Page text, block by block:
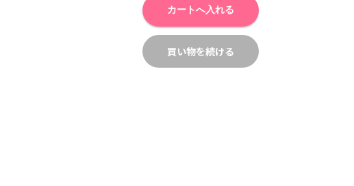
カートへ入れる
買い物を続ける